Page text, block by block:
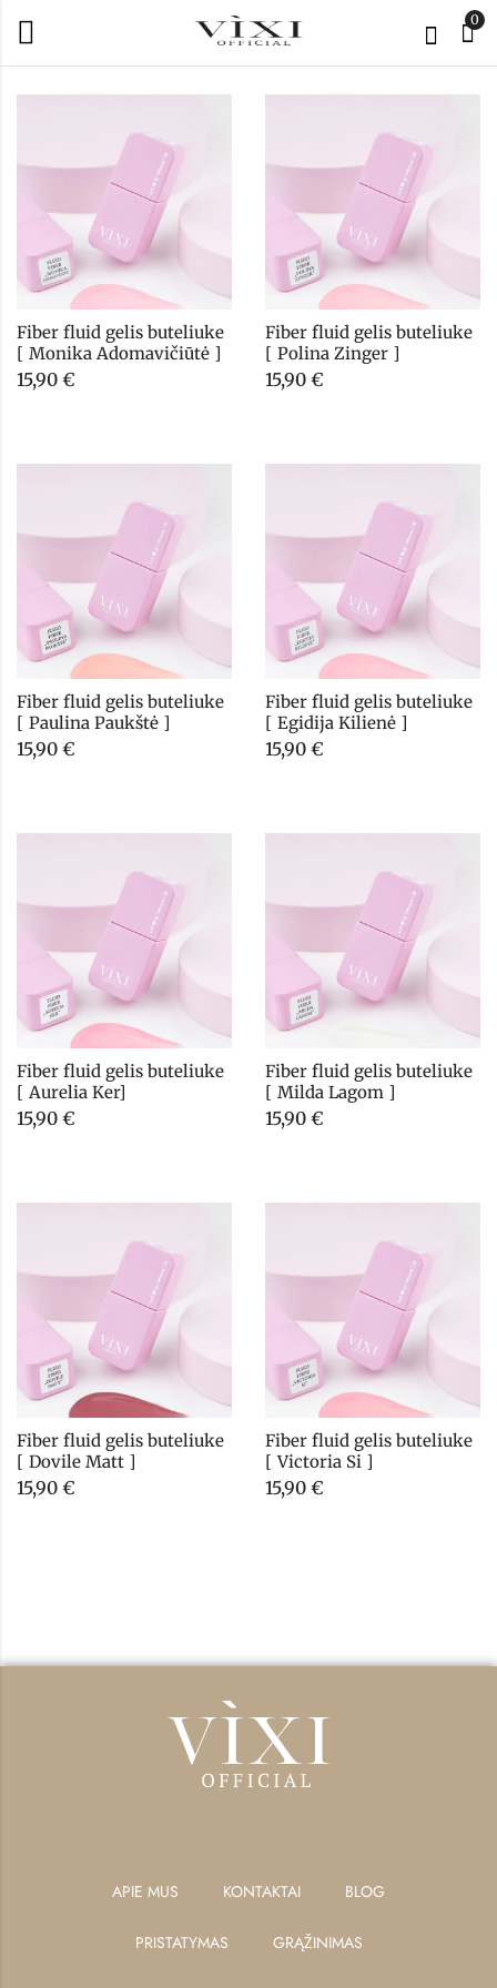
0
Fiber fluid gelis buteliuke
[ Monika Adomavičiūtė ]
15,90 €
Fiber fluid gelis buteliuke
[ Polina Zinger ]
15,90 €
Fiber fluid gelis buteliuke
[ Paulina Paukštė ]
15,90 €
Fiber fluid gelis buteliuke
[ Egidija Kilienė ]
15,90 €
Fiber fluid gelis buteliuke
[ Aurelia Ker]
15,90 €
Fiber fluid gelis buteliuke
[ Milda Lagom ]
15,90 €
Fiber fluid gelis buteliuke
[ Dovile Matt ]
15,90 €
Fiber fluid gelis buteliuke
[ Victoria Si ]
15,90 €
APIE MUS KONTAKTAI BLOG
PRISTATYMAS GRĄŽINIMAS